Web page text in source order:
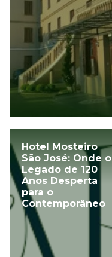
Hotel Mosteiro
São José: Onde o
Legado de 120
Anos Desperta
para o
Contemporâneo